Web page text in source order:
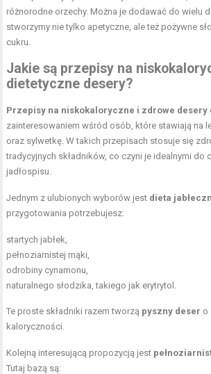
różnorodne orzechy. Można je dodawać do wielu
stworzymy nie tylko apetyczne, ale też pożywne
cukru.
Jakie są przepisy na
dietetyczne desery?
Przepisy na niskokaloryczne i zdrowe desery
zainteresowaniem wśród osób, które stawiają na
oraz sylwetkę. W takich przepisach stosuje się
tradycyjnych składników, co czyni je idealnymi do
jadłospisu.
Jednym z ulubionych wyborów jest dieta
przygotowania potrzebujesz:
startych jabłek,
pełnoziarnistej mąki,
odrobiny cynamonu,
naturalnego słodzika, takiego jak erytrytol.
Te proste składniki razem tworzą pyszny deser o
kaloryczności.
Kolejną interesującą propozycją jest
Tutaj bazą są: